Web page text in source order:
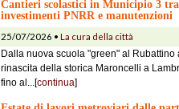
Cantieri scolastici in Municipio 3 tra
investimenti PNRR e manutenzioni
25/07/2026 • La cura della città
Dalla nuova scuola "green" al Rubattino
rinascita della storica Maroncelli a
fino al...[continua]